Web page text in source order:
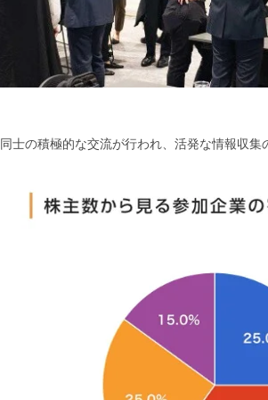
士の積極的な交流が行われ、活発な情報収集